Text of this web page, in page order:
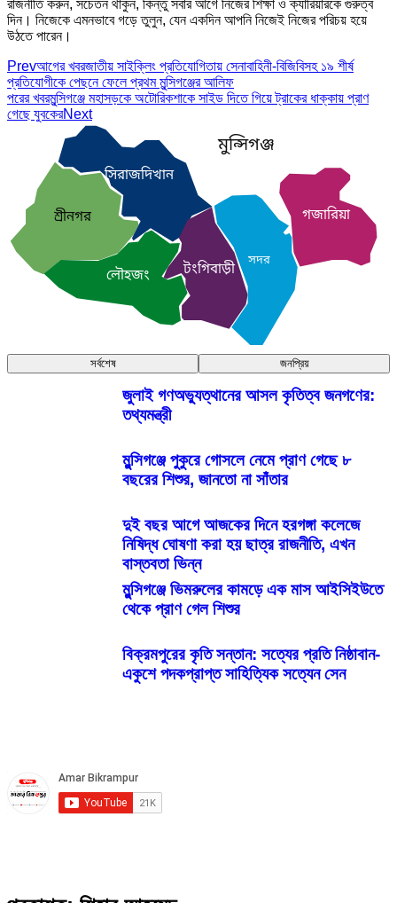
রাজনীতি করুন, সচেতন থাকুন, কিন্তু সবার আগে নিজের শিক্ষা ও ক্যারিয়ারকে গুরুত্ব
দিন। নিজেকে এমনভাবে গড়ে তুলুন, যেন একদিন আপনি নিজেই নিজের পরিচয় হয়ে
উঠতে পারেন।
Prevআগের খবরজাতীয় সাইক্লিং প্রতিযোগিতায় সেনাবাহিনী-বিজিবিসহ ১৯ শীর্ষ
প্রতিযোগীকে পেছনে ফেলে প্রথম মুন্সিগঞ্জের আলিফ
পরের খবরমুন্সিগঞ্জে মহাসড়কে অটোরিকশাকে সাইড দিতে গিয়ে ট্রাকের ধাক্কায় প্রাণ
গেছে যুবকেরNext
শ্রীনগর
সিরাজদিখান
টংগিবাড়ী সদর
গজারিয়া
লৌহজং
মুন্সিগঞ্জ
সর্বশেষ জনপ্রিয়
জুলাই গণঅভ্যুত্থানের আসল কৃতিত্ব জনগণের:
তথ্যমন্ত্রী
মুন্সিগঞ্জে পুকুরে গোসলে নেমে প্রাণ গেছে ৮
বছরের শিশুর, জানতো না সাঁতার
দুই বছর আগে আজকের দিনে হরগঙ্গা কলেজে
নিষিদ্ধ ঘোষণা করা হয় ছাত্র রাজনীতি, এখন
বাস্তবতা ভিন্ন
মুন্সিগঞ্জে ভিমরুলের কামড়ে এক মাস আইসিইউতে
থেকে প্রাণ গেল শিশুর
বিক্রমপুরের কৃতি সন্তান: সত্যের প্রতি নিষ্ঠাবান-
একুশে পদকপ্রাপ্ত সাহিত্যিক সত্যেন সেন